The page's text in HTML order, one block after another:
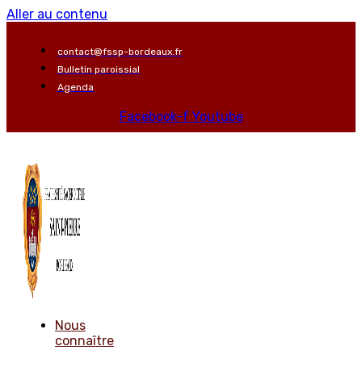
Aller au contenu
contact@fssp-bordeaux.fr
Bulletin paroissial
Agenda
Facebook-f Youtube
Nous
connaître